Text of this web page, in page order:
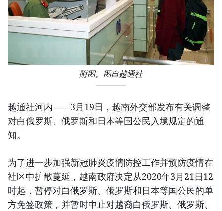
附图。图自越通社
越通社河内——3月19日，越南外交部发布有关调整
对白俄罗斯、俄罗斯和日本等国公民入境规定的通
知。
为了进一步加强新冠肺炎疫情防控工作并预防疫情在
社区中扩散蔓延，越南政府决定从2020年3月21日12
时起，暂停对白俄罗斯、俄罗斯和日本等国公民的单
方免签政策，并暂时中止对越裔白俄罗斯、俄罗斯、